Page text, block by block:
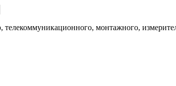
телекоммуникационного, монтажного,